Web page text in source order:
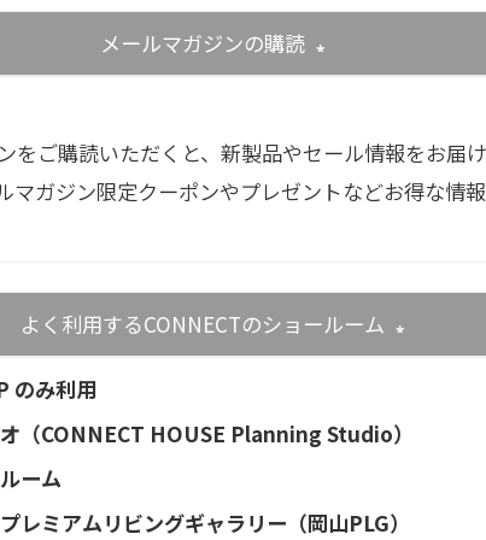
メールマガジンの購読
をご購読いただくと、新製品やセール情報をお届
マガジン限定クーポンやプレゼントなどお得な情
よく利用するCONNECTのショールーム
のみ利用
（CONNECT HOUSE Planning Studio）
ーム
レミアムリビングギャラリー（岡山PLG）